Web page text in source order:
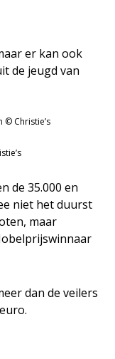
er kan ook
de jeugd van
© Christie’s
de 35.000 en
niet het duurst
maar
dan de veilers